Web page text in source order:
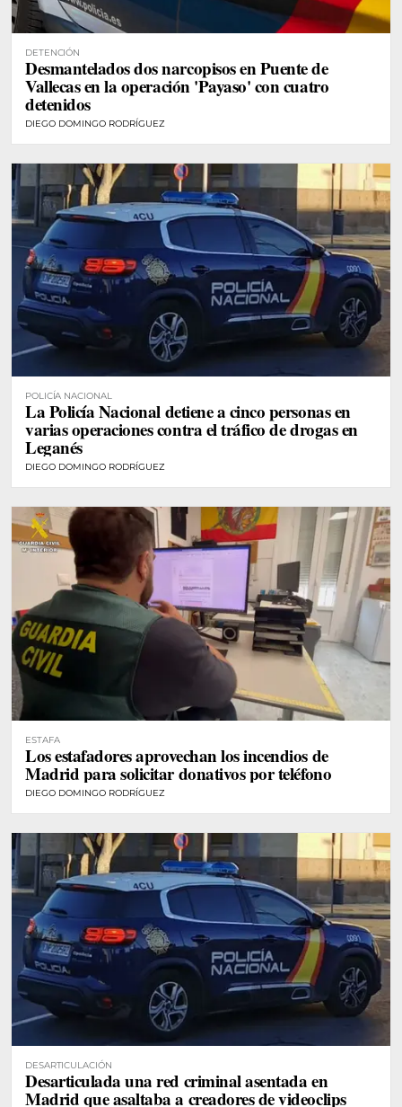
DETENCIÓN
Desmantelados dos narcopisos en Puente de
Vallecas en la operación 'Payaso' con cuatro
detenidos
DIEGO DOMINGO RODRÍGUEZ
POLICÍA NACIONAL
La Policía Nacional detiene a cinco personas en
varias operaciones contra el tráfico de drogas en
Leganés
DIEGO DOMINGO RODRÍGUEZ
ESTAFA
Los estafadores aprovechan los incendios de
Madrid para solicitar donativos por teléfono
DIEGO DOMINGO RODRÍGUEZ
DESARTICULACIÓN
Desarticulada una red criminal asentada en
Madrid que asaltaba a creadores de videoclips